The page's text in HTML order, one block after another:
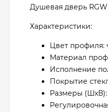
Душевая дверь RGW
Характеристики:
Цвет профиля:
Материал
Исполнение
Покрытие
Размеры (ШхВ):